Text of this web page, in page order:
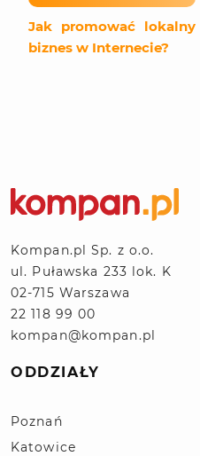
Jak promować lokalny
biznes w Internecie?
Kompan.pl Sp. z o.o.
ul. Puławska 233 lok. K
02-715 Warszawa
22 118 99 00
kompan@kompan.pl
ODDZIAŁY
Poznań
Katowice